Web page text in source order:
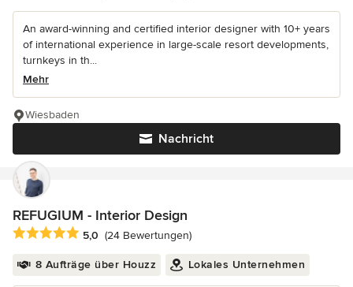
An award-winning and certified interior designer with 10+ years
of international experience in large-scale resort developments,
turnkeys in th...
Mehr
Nachricht
Wiesbaden
REFUGIUM - Interior Design
Durchschnittliche Bewertung: 5 von 5 Sternen
5,0 (24 Bewertungen)
8 Aufträge über Houzz Lokales Unternehmen